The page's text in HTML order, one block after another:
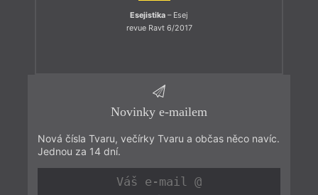
Esejistika – Esej
revue Ravt 6/2017
Novinky e-mailem
Nová čísla Tvaru, večírky Tvaru a občas něco navíc.
Jednou za 14 dní.